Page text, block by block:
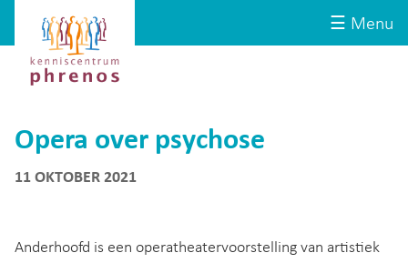
☰ Menu
Kenniscentrum
Phrenos
website
Opera over psychose
11 OKTOBER 2021
Anderhoofd is een operatheatervoorstelling van artistiek